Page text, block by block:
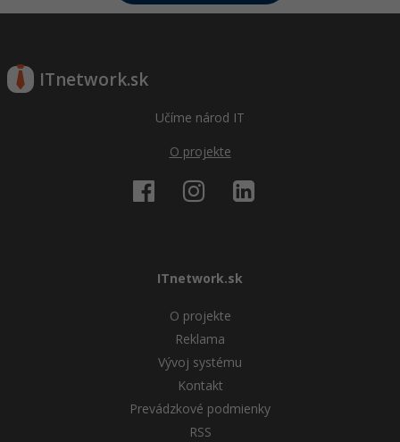
ITnetwork.sk
Učíme národ IT
O projekte
ITnetwork.sk
O projekte
Reklama
Vývoj systému
Kontakt
Prevádzkové podmienky
RSS